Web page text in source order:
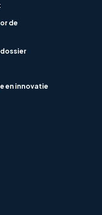
de
en innovatie